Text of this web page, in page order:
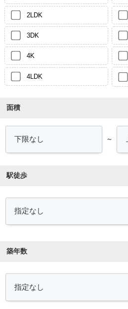
2LDK
3DK
4K
4LDK
面積
～
駅徒歩
築年数